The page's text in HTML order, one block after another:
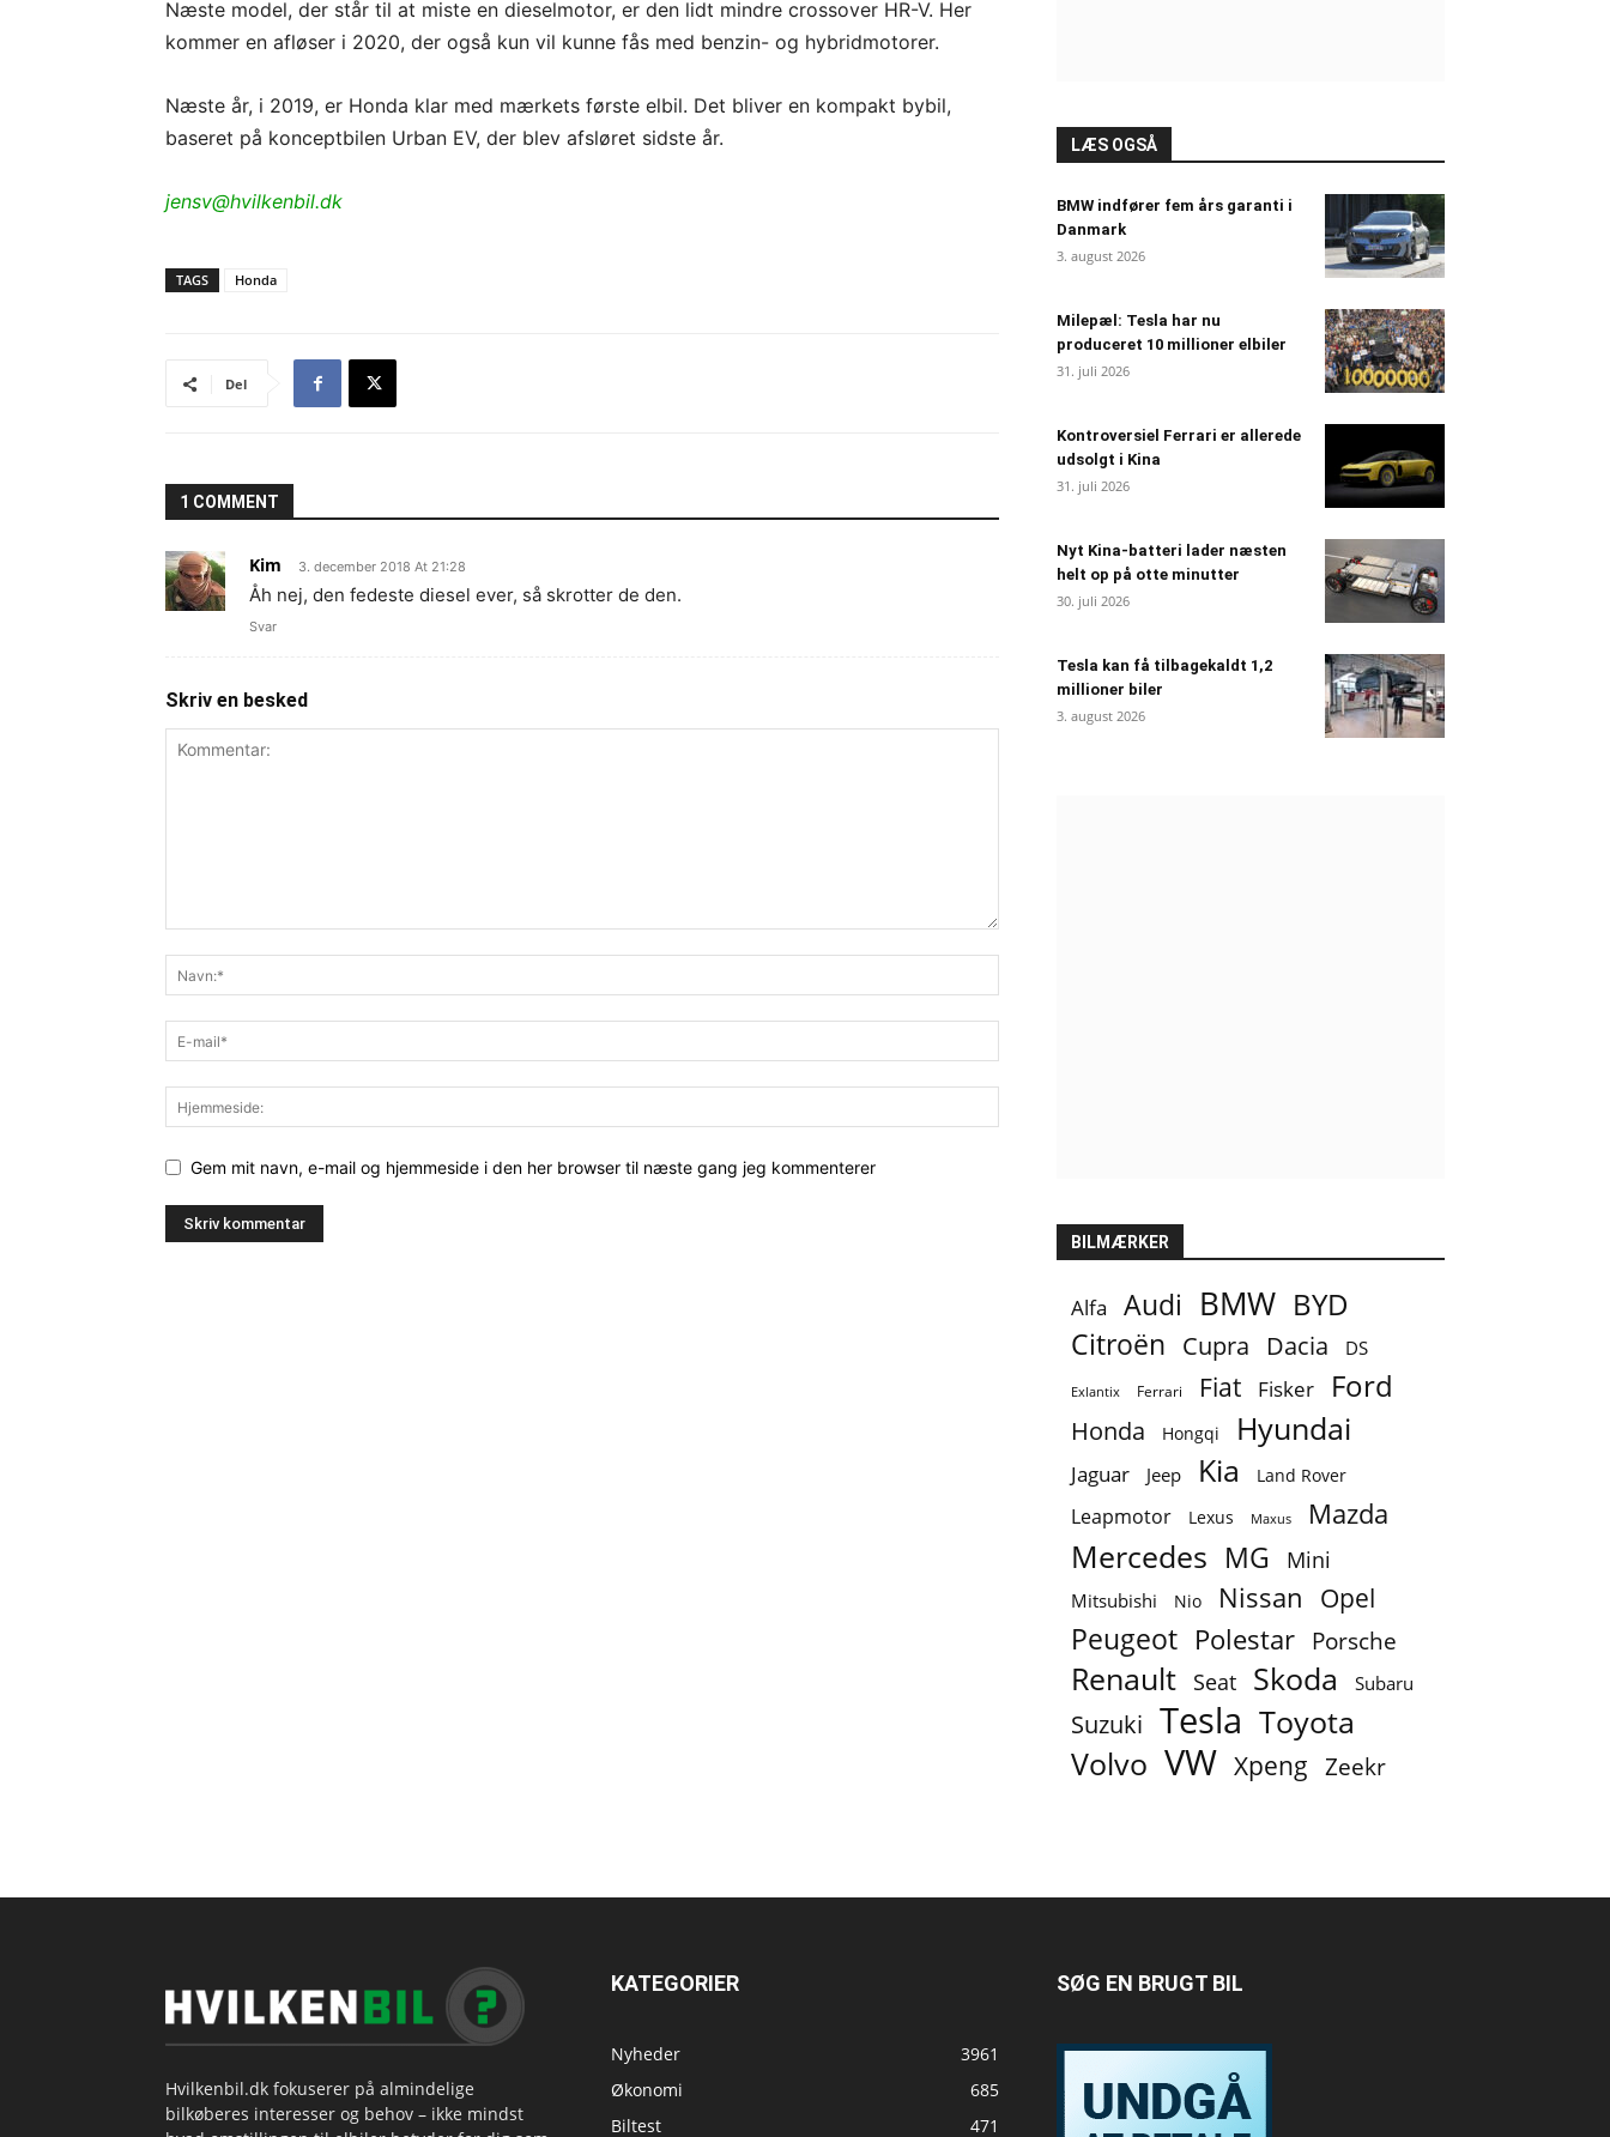
Næste model, der står til at miste en dieselmotor, er den lidt mindre crossover HR-V. Her
kommer en afløser i 2020, der også kun vil kunne fås med benzin- og hybridmotorer.
Næste år, i 2019, er Honda klar med mærkets første elbil. Det bliver en kompakt bybil,
baseret på konceptbilen Urban EV, der blev afsløret sidste år.
jensv@hvilkenbil.dk
TAGS Honda
Del
1 COMMENT
Kim 3. december 2018 At 21:28
Åh nej, den fedeste diesel ever, så skrotter de den.
Svar
Skriv en besked
Gem mit navn, e-mail og hjemmeside i den her browser til næste gang jeg kommenterer
LÆS OGSÅ
BMW indfører fem års garanti i
Danmark
3. august 2026
Milepæl: Tesla har nu
produceret 10 millioner elbiler
31. juli 2026
Kontroversiel Ferrari er allerede
udsolgt i Kina
31. juli 2026
Nyt Kina-batteri lader næsten
helt op på otte minutter
30. juli 2026
Tesla kan få tilbagekaldt 1,2
millioner biler
3. august 2026
BILMÆRKER
Alfa Audi BMW BYD
Citroën Cupra Dacia DS
Exlantix Ferrari Fiat Fisker Ford
Honda Hongqi Hyundai
Jaguar Jeep Kia Land Rover
Leapmotor Lexus Maxus Mazda
Mercedes MG Mini
Mitsubishi Nio Nissan Opel
Peugeot Polestar Porsche
Renault Seat Skoda Subaru
Suzuki Tesla Toyota
Volvo VW Xpeng Zeekr
Hvilkenbil.dk fokuserer på almindelige
bilkøberes interesser og behov – ikke mindst
KATEGORIER
Nyheder
3961
Økonomi
685
Biltest
471
SØG EN BRUGT BIL